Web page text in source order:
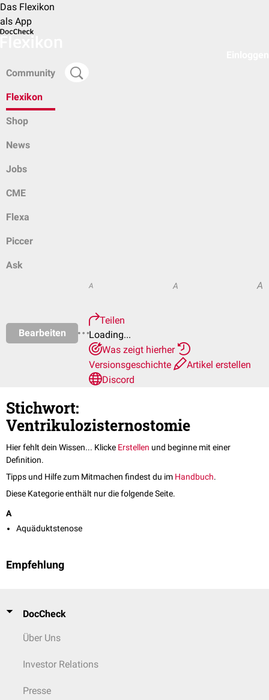
Das Flexikon
als App
Community
Flexikon
Shop
News
Jobs
CME
Flexa
Piccer
Ask
Bearbeiten
A A A
Teilen
Loading...
Was zeigt hierher
Versionsgeschichte
Artikel erstellen
Discord
Stichwort:
Ventrikulozisternostomie
Hier fehlt dein Wissen... Klicke Erstellen und beginne mit einer
Definition.
Tipps und Hilfe zum Mitmachen findest du im Handbuch.
Diese Kategorie enthält nur die folgende Seite.
A
Aquäduktstenose
Empfehlung
DocCheck
Über Uns
Investor Relations
Presse